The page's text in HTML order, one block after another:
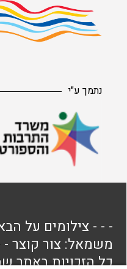
נתמך ע"י
- - - צילומים על
משמאל: צור קוצר -
כל הזכויות באתר